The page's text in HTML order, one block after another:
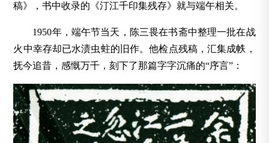
稿》，书中收录的《汀江千印集残存》就与端午相关。
1950年，端午节当天，陈三畏在书斋中整理一批在战
火中幸存却已水渍虫蛀的旧作。他检点残稿，汇集成帙，
抚今追昔，感慨万千，刻下了那篇字字沉痛的“序言”：